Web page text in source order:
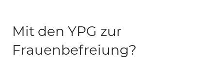
Mit den YPG zur
Frauenbefreiung?